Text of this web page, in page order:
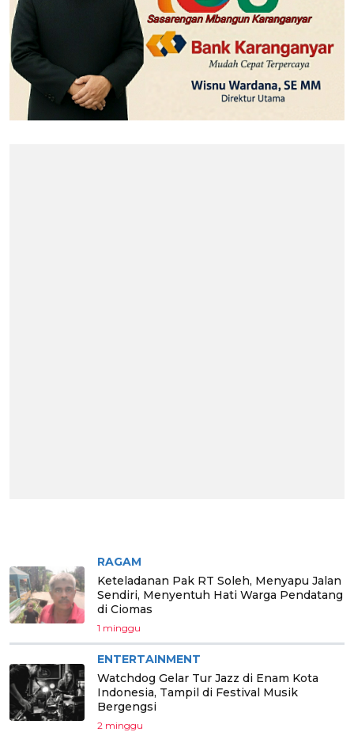
RAGAM
Keteladanan Pak RT Soleh, Menyapu Jalan
Sendiri, Menyentuh Hati Warga Pendatang
di Ciomas
1 minggu
ENTERTAINMENT
Watchdog Gelar Tur Jazz di Enam Kota
Indonesia, Tampil di Festival Musik
Bergengsi
2 minggu